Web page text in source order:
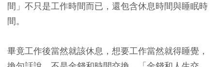
間」不只是工作時間而已，還包含休息時間與睡眠時
間。
畢竟工作後當然就該休息，想要工作當然就得睡覺，